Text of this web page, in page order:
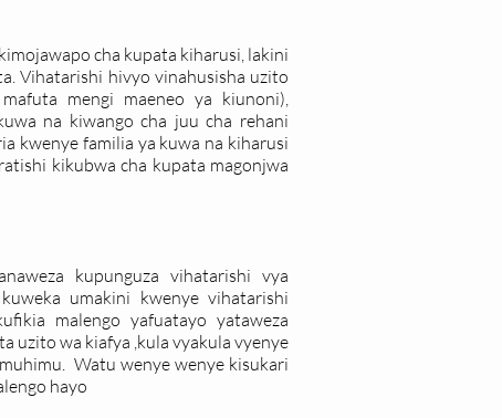
cha kupata kiharusi, lakini
Vihatarishi hivyo vinahusisha uzito
mengi maeneo ya kiunoni),
na kiwango cha juu cha rehani
kwenye familia ya kuwa na kiharusi
kikubwa cha kupata magonjwa
kupunguza vihatarishi vya
umakini kwenye vihatarishi
malengo yafuatayo yataweza
uzito wa kiafya ,kula vyakula vyenye
Watu wenye wenye kisukari
hayo